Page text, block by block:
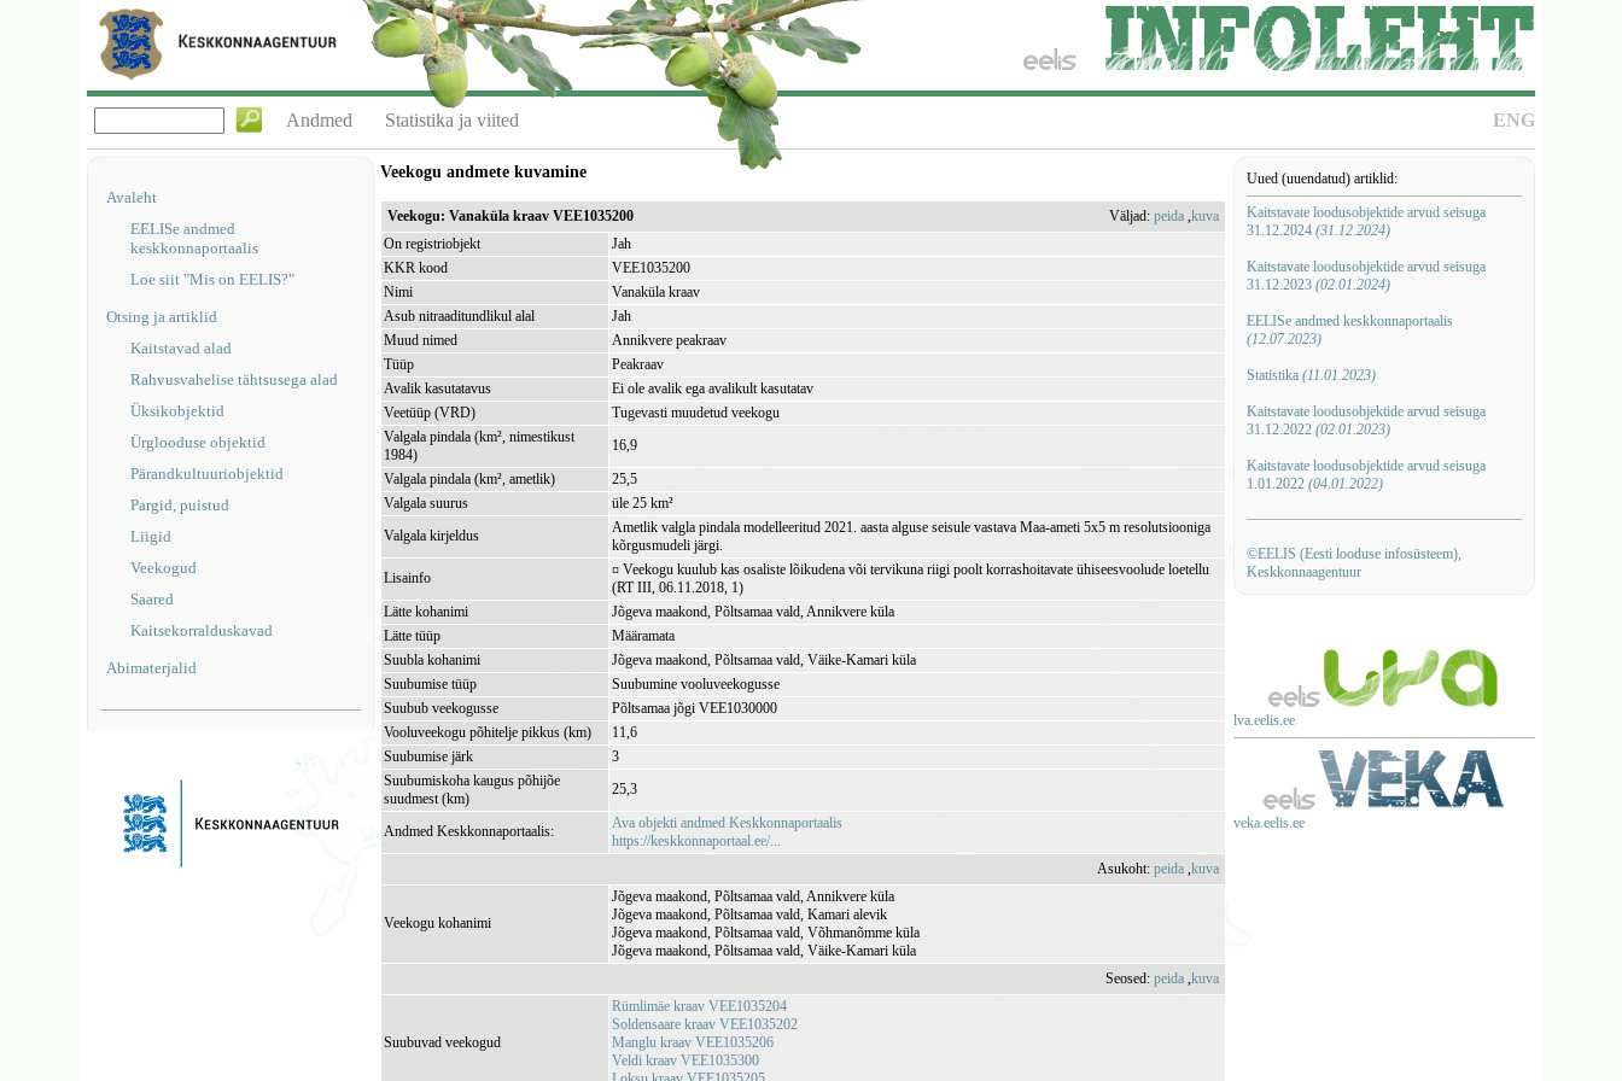
ENG
Andmed Statistika ja viited
Avaleht
EELISe andmed
keskkonnaportaalis
Loe siit "Mis on EELIS?"
Otsing ja artiklid
Kaitstavad alad
Rahvusvahelise tähtsusega alad
Üksikobjektid
Ürglooduse objektid
Pärandkultuuriobjektid
Pargid, puistud
Liigid
Veekogud
Saared
Kaitsekorralduskavad
Abimaterjalid
Uued (uuendatud) artiklid:
Kaitstavate loodusobjektide arvud seisuga
31.12.2024 (31.12.2024)
Kaitstavate loodusobjektide arvud seisuga
31.12.2023 (02.01.2024)
EELISe andmed keskkonnaportaalis
(12.07.2023)
Statistika (11.01.2023)
Kaitstavate loodusobjektide arvud seisuga
31.12.2022 (02.01.2023)
Kaitstavate loodusobjektide arvud seisuga
1.01.2022 (04.01.2022)
©EELIS (Eesti looduse infosüsteem),
Keskkonnaagentuur
lva.eelis.ee
veka.eelis.ee
Veekogu andmete kuvamine
Veekogu: Vanaküla kraav VEE1035200 Väljad:peida ,kuva
On registriobjekt
Jah
KKR kood
VEE1035200
Nimi
Vanaküla kraav
Asub nitraaditundlikul alal
Jah
Muud nimed
Annikvere peakraav
Tüüp
Peakraav
Avalik kasutatavus
Ei ole avalik ega avalikult kasutatav
Veetüüp (VRD)
Tugevasti muudetud veekogu
Valgala pindala (km², nimestikust
1984)
16,9
Valgala pindala (km², ametlik)
25,5
Valgala suurus
üle 25 km²
Valgala kirjeldus
Ametlik valgla pindala modelleeritud 2021. aasta alguse seisule vastava Maa-ameti 5x5 m resolutsiooniga
kõrgusmudeli järgi.
Lisainfo
¤ Veekogu kuulub kas osaliste lõikudena või tervikuna riigi poolt korrashoitavate ühiseesvoolude loetellu
(RT III, 06.11.2018, 1)
Lätte kohanimi
Jõgeva maakond, Põltsamaa vald, Annikvere küla
Lätte tüüp
Määramata
Suubla kohanimi
Jõgeva maakond, Põltsamaa vald, Väike-Kamari küla
Suubumise tüüp
Suubumine vooluveekogusse
Suubub veekogusse
Põltsamaa jõgi VEE1030000
Vooluveekogu põhitelje pikkus (km)
11,6
Suubumise järk
3
Suubumiskoha kaugus põhijõe
suudmest (km)
25,3
Andmed Keskkonnaportaalis:
Ava objekti andmed Keskkonnaportaalis
https://keskkonnaportaal.ee/...
Asukoht:peida ,kuva
Veekogu kohanimi
Jõgeva maakond, Põltsamaa vald, Annikvere küla
Jõgeva maakond, Põltsamaa vald, Kamari alevik
Jõgeva maakond, Põltsamaa vald, Võhmanõmme küla
Jõgeva maakond, Põltsamaa vald, Väike-Kamari küla
Seosed:peida ,kuva
Suubuvad veekogud
Rümlimäe kraav VEE1035204
Soldensaare kraav VEE1035202
Manglu kraav VEE1035206
Veldi kraav VEE1035300